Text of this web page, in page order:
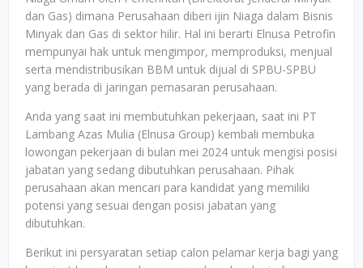
dan Gas) dimana Perusahaan diberi ijin Niaga dalam Bisnis
Minyak dan Gas di sektor hilir. Hal ini berarti Elnusa Petrofin
mempunyai hak untuk mengimpor, memproduksi, menjual
serta mendistribusikan BBM untuk dijual di SPBU-SPBU
yang berada di jaringan pemasaran perusahaan.
Anda yang saat ini membutuhkan pekerjaan, saat ini PT
Lambang Azas Mulia (Elnusa Group) kembali membuka
lowongan pekerjaan di bulan mei 2024 untuk mengisi posisi
jabatan yang sedang dibutuhkan perusahaan. Pihak
perusahaan akan mencari para kandidat yang memiliki
potensi yang sesuai dengan posisi jabatan yang
dibutuhkan.
Berikut ini persyaratan setiap calon pelamar kerja bagi yang